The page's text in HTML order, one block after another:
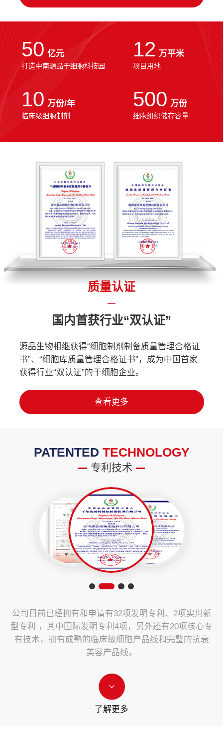
50 亿元
打造中南源品干细胞科技园
12 万平米
项目用地
10 万份/年
临床级细胞制剂
500 万份
细胞组织储存容量
质量认证
国内首获行业“双认证”
源品生物相继获得“细胞制剂制备质量管理合格证
书”、“细胞库质量管理合格证书”，成为中国首家
获得行业“双认证”的干细胞企业。
查看更多
PATENTED TECHNOLOGY
专利技术
公司目前已经拥有和申请有32项发明专利、2项实用新
型专利 ，其中国际发明专利4项，另外还有20项核心专
有技术，拥有成熟的临床级细胞产品线和完整的抗衰
美容产品线。
了解更多